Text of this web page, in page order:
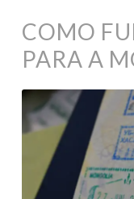
COMO
PARA A